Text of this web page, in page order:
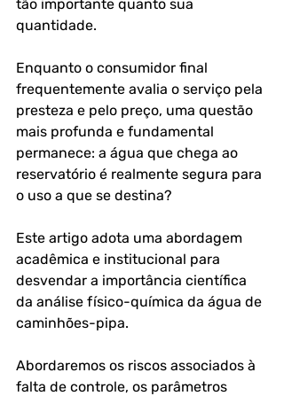
tão importante quanto sua
quantidade.
Enquanto o consumidor final
frequentemente avalia o serviço pela
presteza e pelo preço, uma questão
mais profunda e fundamental
permanece: a água que chega ao
reservatório é realmente segura para
o uso a que se destina?
Este artigo adota uma abordagem
acadêmica e institucional para
desvendar a importância científica
da análise físico-química da água de
caminhões-pipa.
Abordaremos os riscos associados à
falta de controle, os parâmetros